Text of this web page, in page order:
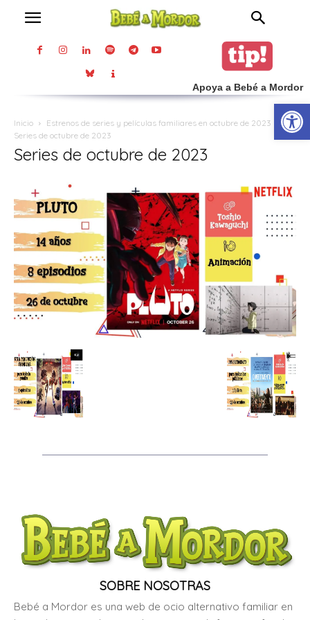
Apoya a Bebé a Mordor
Inicio
Estrenos de series y películas familiares en octubre de 2023
Series de octubre de 2023
Series de octubre de 2023
SOBRE NOSOTRAS
Bebé a Mordor es una web de ocio alternativo familiar en